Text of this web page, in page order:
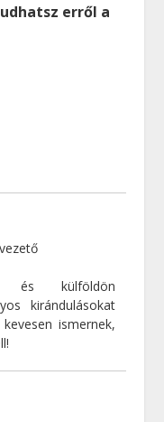
erről a
és külföldön
kirándulásokat
ismernek,